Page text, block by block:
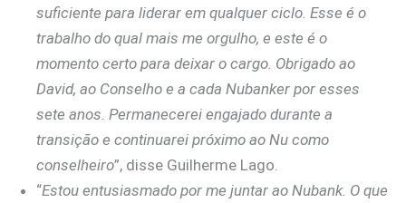
suficiente para liderar em qualquer ciclo. Esse é o
trabalho do qual mais me orgulho, e este é o
momento certo para deixar o cargo. Obrigado ao
David, ao Conselho e a cada Nubanker por esses
sete anos. Permanecerei engajado durante a
transição e continuarei próximo ao Nu como
conselheiro”, disse Guilherme Lago.
“Estou entusiasmado por me juntar ao Nubank. O que